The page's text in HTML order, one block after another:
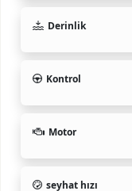
Derinlik
Kontrol
Motor
seyhat hızı